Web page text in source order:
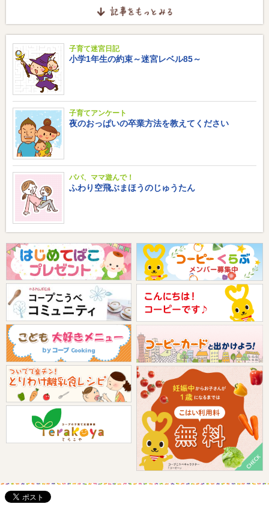
子育て迷宮日記
小学1年生の約束～迷宮レベル85～
子育てアンケート
夜のおっぱいの卒業方法を教えてください
パパ、ママ遊んで！
ふわり空飛ぶまほうのじゅうたん